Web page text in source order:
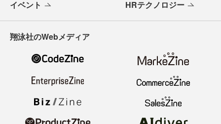
イベント HRテクノロジー
翔泳社のWebメディア